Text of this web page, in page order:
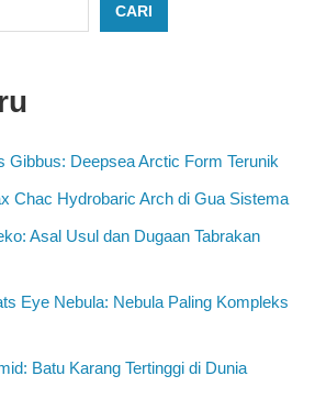
CARI
Gibbus: Deepsea Arctic Form Terunik
Chac Hydrobaric Arch di Gua Sistema
Asal Usul dan Dugaan Tabrakan
Eye Nebula: Nebula Paling Kompleks
Batu Karang Tertinggi di Dunia